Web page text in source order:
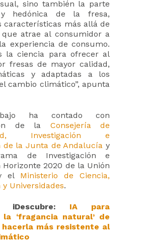
sino también la parte
y hedónica de la fresa,
características más allá de
atrae al consumidor a
experiencia de consumo.
la ciencia para ofrecer al
fresas de mayor calidad,
y adaptadas a los
cambio climático”, apunta
ha contado con
de la Consejería de
Investigación e
de la Junta de Andalucía y
de Investigación e
Horizonte 2020 de la Unión
el Ministerio de Ciencia,
y Universidades.
iDescubre: IA para
la ‘fragancia natural’ de
más resistente al